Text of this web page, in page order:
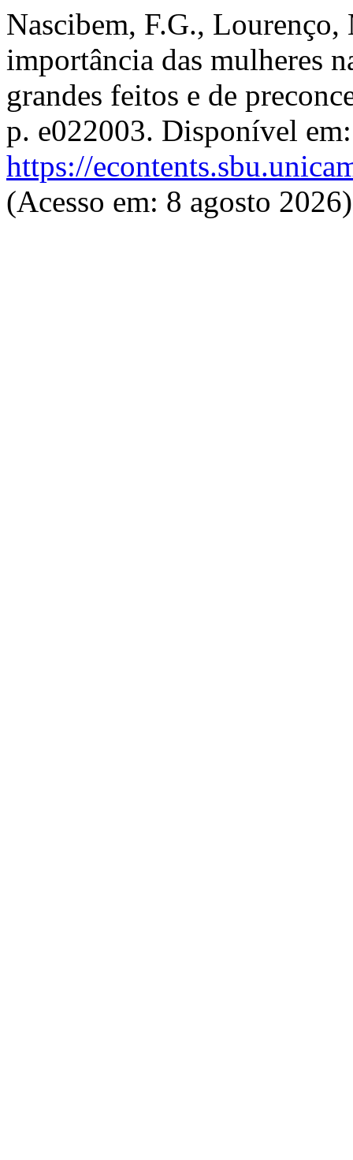
Nascibem, F.G.,
importância das mulheres
grandes feitos e de
p. e022003. Disponível em:
https://
(Acesso em: 8 agosto